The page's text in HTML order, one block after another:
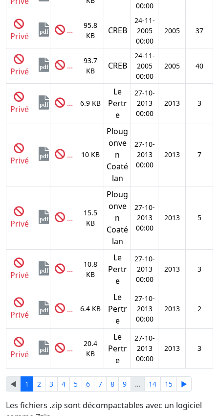
00:00
Privé pdf ...
95.8
KB
CREB
24-11-
2005
00:00
2005 37
Privé pdf ...
93.7
KB
CREB
24-11-
2005
00:00
2005 40
Privé pdf ... 6.9 KB
Le
Pertr
e
27-10-
2013
00:00
2013 3
Privé pdf ... 10 KB
Ploug
onve
n
Coaté
lan
27-10-
2013
00:00
2013 7
Privé pdf ...
15.5
KB
Ploug
onve
n
Coaté
lan
27-10-
2013
00:00
2013 5
Privé pdf ...
10.8
KB
Le
Pertr
e
27-10-
2013
00:00
2013 3
Privé pdf ... 6.4 KB
Le
Pertr
e
27-10-
2013
00:00
2013 2
Privé pdf ...
20.4
KB
Le
Pertr
e
27-10-
2013
00:00
2013 3
◄ 1 2 3 4 5 6 7 8 9 … 14 15 ►
Les fichiers .zip sont décompactables avec un logiciel